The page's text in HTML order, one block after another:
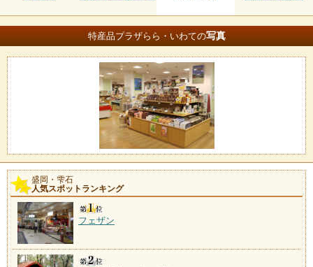
特産品プラザらら・いわての写真
盛岡・雫石
人気スポットランキング
フェザン